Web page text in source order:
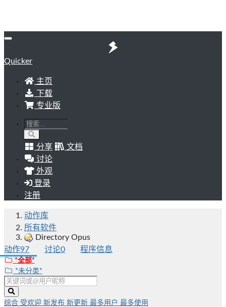
Quicker
主页
下载
专业版
分享
文档
讨论
外观
登录
注册
动作库
所有软件
Directory Opus
动作97 讨论0 程序信息
*全部*
*未分类*
综合 受欢迎 新发布 新更新 最多用户 最多使用